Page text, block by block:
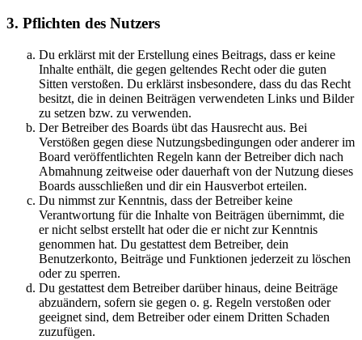
3. Pflichten des Nutzers
Du erklärst mit der Erstellung eines Beitrags, dass er keine
Inhalte enthält, die gegen geltendes Recht oder die guten
Sitten verstoßen. Du erklärst insbesondere, dass du das Recht
besitzt, die in deinen Beiträgen verwendeten Links und Bilder
zu setzen bzw. zu verwenden.
Der Betreiber des Boards übt das Hausrecht aus. Bei
Verstößen gegen diese Nutzungsbedingungen oder anderer im
Board veröffentlichten Regeln kann der Betreiber dich nach
Abmahnung zeitweise oder dauerhaft von der Nutzung dieses
Boards ausschließen und dir ein Hausverbot erteilen.
Du nimmst zur Kenntnis, dass der Betreiber keine
Verantwortung für die Inhalte von Beiträgen übernimmt, die
er nicht selbst erstellt hat oder die er nicht zur Kenntnis
genommen hat. Du gestattest dem Betreiber, dein
Benutzerkonto, Beiträge und Funktionen jederzeit zu löschen
oder zu sperren.
Du gestattest dem Betreiber darüber hinaus, deine Beiträge
abzuändern, sofern sie gegen o. g. Regeln verstoßen oder
geeignet sind, dem Betreiber oder einem Dritten Schaden
zuzufügen.